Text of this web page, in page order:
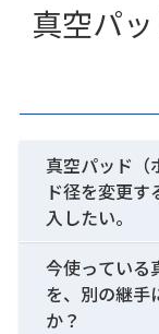
真空パ
真空パッド（
ド径を変更
入したい。
今使っている
を、別の継手
か？